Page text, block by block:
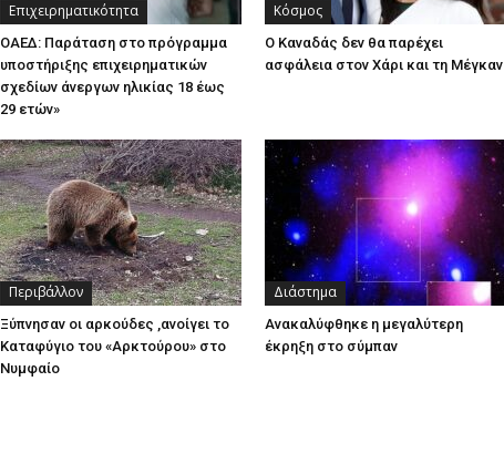
Επιχειρηματικότητα
ΟΑΕΔ: Παράταση στο πρόγραμμα
υποστήριξης επιχειρηματικών
σχεδίων άνεργων ηλικίας 18 έως
29 ετών»
Κόσμος
Ο Καναδάς δεν θα παρέχει
ασφάλεια στον Χάρι και τη Μέγκαν
Περιβάλλον
Ξύπνησαν οι αρκούδες ,ανοίγει το
Καταφύγιο του «Αρκτούρου» στο
Νυμφαίο
Διάστημα
Ανακαλύφθηκε η μεγαλύτερη
έκρηξη στο σύμπαν